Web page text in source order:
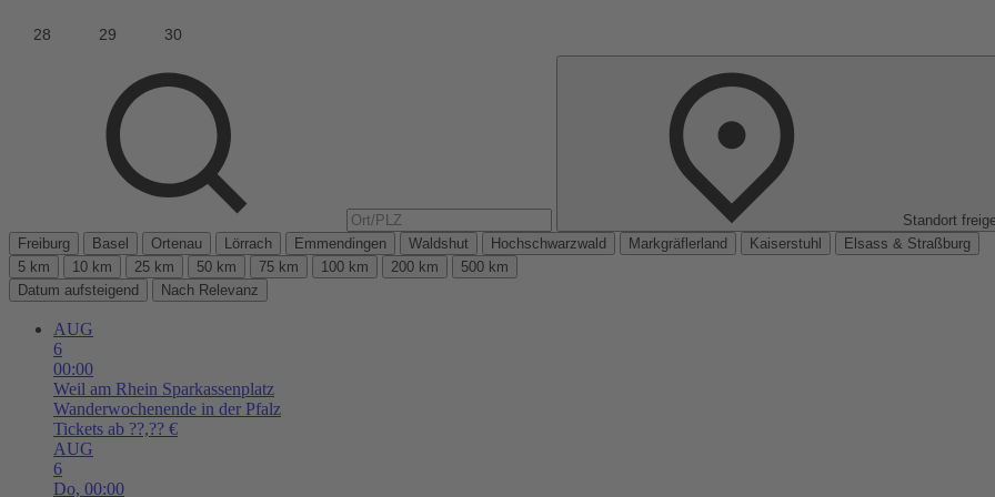
Standort
Freiburg
Basel Ortenau Lörrach Emmendingen Waldshut Hochschwarzwald Markgräflerland Kaiserstuhl
Elsass & Straßburg
5 km
10 km 25 km 50 km 75 km 100 km 200 km
500 km
Datum aufsteigend
Nach Relevanz
AUG
6
00:00
Weil am Rhein Sparkassenplatz
Wanderwochenende in der Pfalz
Tickets ab ??,?? €
AUG
6
Do, 00:00